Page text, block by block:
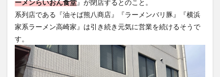
ーメンらいおん食堂』が閉店するとのこと。
系列店である『油そば熊八商店』『ラーメンバリ豚』『横浜
家系ラーメン高崎家』は引き続き元気に営業を続けるそうで
す。